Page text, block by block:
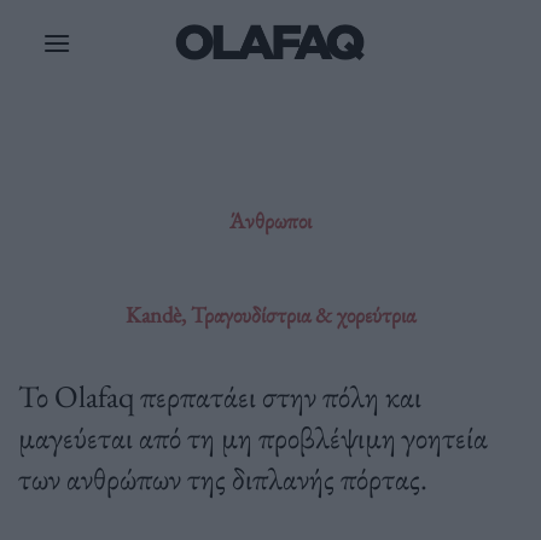
Άνθρωποι
Kandè, Τραγουδίστρια & χορεύτρια
Το Olafaq περπατάει στην πόλη και
μαγεύεται από τη μη προβλέψιμη γοητεία
των ανθρώπων της διπλανής πόρτας.